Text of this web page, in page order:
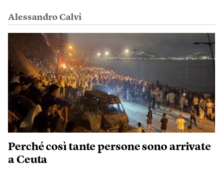
Alessandro Calvi
Perché così tante persone sono arrivate
a Ceuta